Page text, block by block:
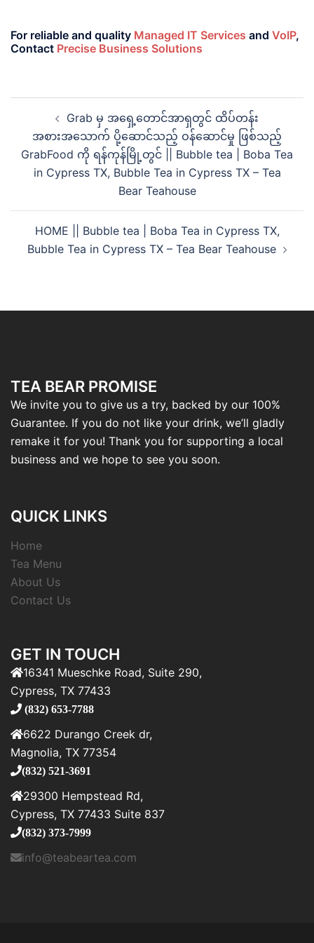
For reliable and quality Managed IT Services and VoIP,
Contact Precise Business Solutions
Grab မှ အရှေ့တောင်အာရှတွင် ထိပ်တန်း
အစားအသောက် ပို့ဆောင်သည့် ဝန်ဆောင်မှု ဖြစ်သည့်
GrabFood ကို ရန်ကုန်မြို့တွင် || Bubble tea | Boba Tea
in Cypress TX, Bubble Tea in Cypress TX – Tea
Bear Teahouse
HOME || Bubble tea | Boba Tea in Cypress TX,
Bubble Tea in Cypress TX – Tea Bear Teahouse
TEA BEAR PROMISE
We invite you to give us a try, backed by our 100%
Guarantee. If you do not like your drink, we’ll gladly
remake it for you! Thank you for supporting a local
business and we hope to see you soon.
QUICK LINKS
Home
Tea Menu
About Us
Contact Us
GET IN TOUCH
16341 Mueschke Road, Suite 290,
Cypress, TX 77433
(832) 653-7788
6622 Durango Creek dr,
Magnolia, TX 77354
(832) 521-3691
29300 Hempstead Rd,
Cypress, TX 77433 Suite 837
(832) 373-7999
info@teabeartea.com